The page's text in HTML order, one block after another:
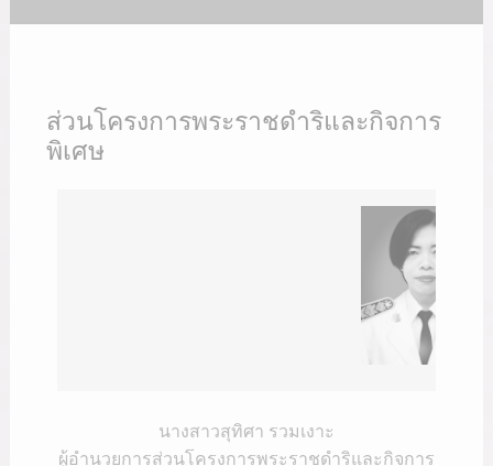
ส่วนโครงการพระราชดำริและกิจการ
พิเศษ
นางสาวสุทิศา รวมเงาะ
ผู้อำนวยการส่วนโครงการพระราชดำริและกิจการ